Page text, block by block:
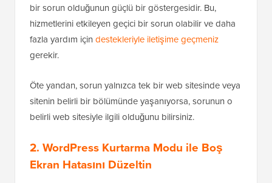
bir sorun olduğunun güçlü bir göstergesidir. Bu,
hizmetlerini etkileyen geçici bir sorun olabilir ve daha
fazla yardım için destekleriyle iletişime geçmeniz
gerekir.
Öte yandan, sorun yalnızca tek bir web sitesinde veya
sitenin belirli bir bölümünde yaşanıyorsa, sorunun o
belirli web sitesiyle ilgili olduğunu bilirsiniz.
2. WordPress Kurtarma Modu ile Boş
Ekran Hatasını Düzeltin